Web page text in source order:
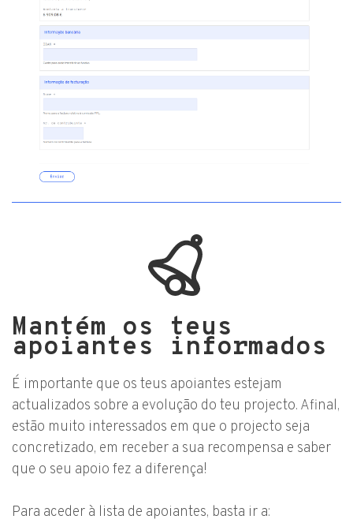
Mantém os teus
apoiantes informados
É importante que os teus apoiantes estejam
actualizados sobre a evolução do teu projecto. Afinal,
estão muito interessados em que o projecto seja
concretizado, em receber a sua recompensa e saber
que o seu apoio fez a diferença!
Para aceder à lista de apoiantes, basta ir a: